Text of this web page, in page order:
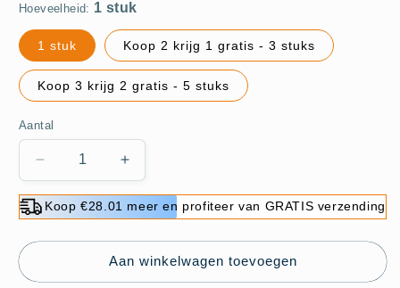
Hoeveelheid:
1 stuk Koop 2 krijg 1 gratis - 3 stuks
Koop 3 krijg 2 gratis - 5 stuks
Aantal
Aantal
verlagen
voor
Pousbo®
Krachtig
Afvoerontstoppingsmiddel
Aantal
verhogen
voor
Pousbo®
Krachtig
Afvoerontstoppingsmiddel
Koop €28.01 meer en profiteer van GRATIS verzending
Aan winkelwagen toevoegen